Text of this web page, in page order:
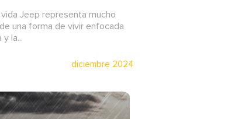
Jeep representa mucho
una forma de vivir enfocada
la...
diciembre 2024